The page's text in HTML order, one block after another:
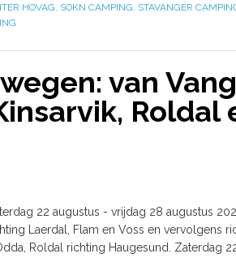
HOVAG, SOKN CAMPING, STAVANGER
van
Roldal
22 augustus - vrijdag 28 augustus
Laerdal, Flam en Voss en vervolgens
Roldal richting Haugesund. Zaterdag